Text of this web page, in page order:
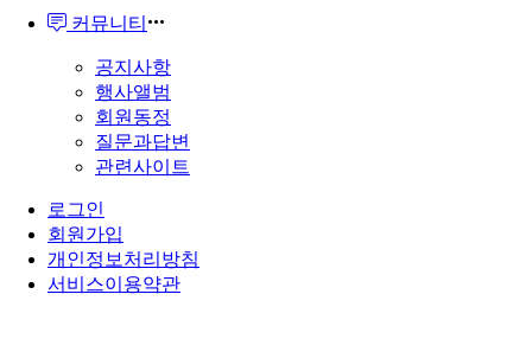
커뮤니티
공지사항
행사앨범
회원동정
질문과답변
관련사이트
로그인
회원가입
개인정보처리방침
서비스이용약관